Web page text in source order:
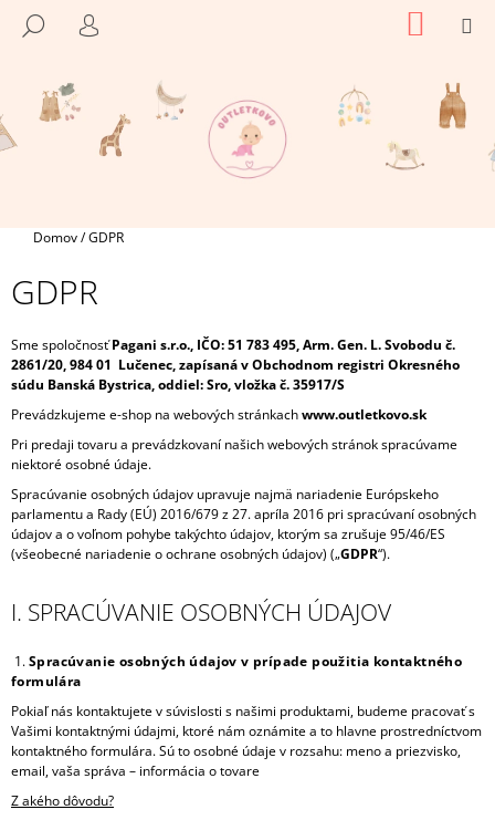
HĽADAŤ
PRIHLÁSENIE KOŠÍK
Domov/GDPR
GDPR
Sme spoločnosťPagani s.r.o., IČO: 51 783 495, Arm. Gen. L. Svobodu č.
2861/20, 984 01 Lučenec, zapísaná v Obchodnom registri Okresného
súdu Banská Bystrica, oddiel: Sro, vložka č. 35917/S
Prevádzkujeme e-shop na webových stránkachwww.outletkovo.sk
Pri predaji tovaru a prevádzkovaní našich webových stránok spracúvame
niektoré osobné údaje.
Spracúvanie osobných údajov upravuje najmä nariadenie Európskeho
parlamentu a Rady (EÚ) 2016/679 z 27. apríla 2016 pri spracúvaní osobných
údajov a o voľnom pohybe takýchto údajov, ktorým sa zrušuje 95/46/ES
(všeobecné nariadenie o ochrane osobných údajov) („GDPR“).
I. SPRACÚVANIE OSOBNÝCH ÚDAJOV
1.Spracúvanie osobných údajov v prípade použitia kontaktného
formulára
Pokiaľ nás kontaktujete v súvislosti s našimi produktami, budeme pracovať s
Vašimi kontaktnými údajmi, ktoré nám oznámite a to hlavne prostredníctvom
kontaktného formulára. Sú to osobné údaje v rozsahu: meno a priezvisko,
email, vaša správa – informácia o tovare
Z akého dôvodu?
K
T
E
U
J
E
T
E
N
Á
J
Ť
HĽADAŤ